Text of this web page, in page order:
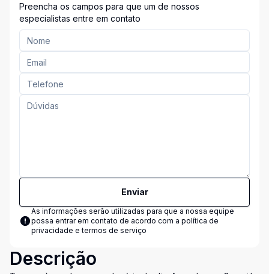
Preencha os campos para que um de nossos
especialistas entre em contato
Enviar
As informações serão utilizadas para que a nossa equipe
possa entrar em contato de acordo com a política de
privacidade e termos de serviço
Descrição